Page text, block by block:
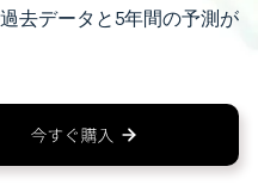
去データと5年間の予測が